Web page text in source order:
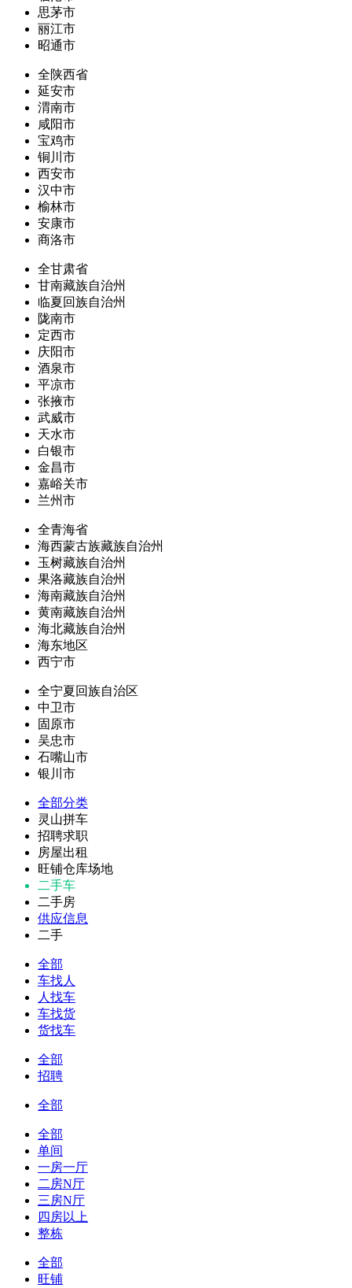
思茅市
丽江市
昭通市
全陕西省
延安市
渭南市
咸阳市
宝鸡市
铜川市
西安市
汉中市
榆林市
安康市
商洛市
全甘肃省
甘南藏族自治州
临夏回族自治州
陇南市
定西市
庆阳市
酒泉市
平凉市
张掖市
武威市
天水市
白银市
金昌市
嘉峪关市
兰州市
全青海省
海西蒙古族藏族自治州
玉树藏族自治州
果洛藏族自治州
海南藏族自治州
黄南藏族自治州
海北藏族自治州
海东地区
西宁市
全宁夏回族自治区
中卫市
固原市
吴忠市
石嘴山市
银川市
全部分类
灵山拼车
招聘求职
房屋出租
旺铺仓库场地
二手车
二手房
供应信息
二手
全部
车找人
人找车
车找货
货找车
全部
招聘
全部
全部
单间
一房一厅
二房N厅
三房N厅
四房以上
整栋
全部
旺铺